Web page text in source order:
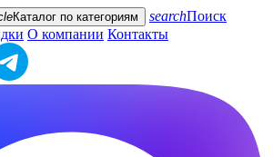
Каталог по категориям searchПоиск
О компании Контакты